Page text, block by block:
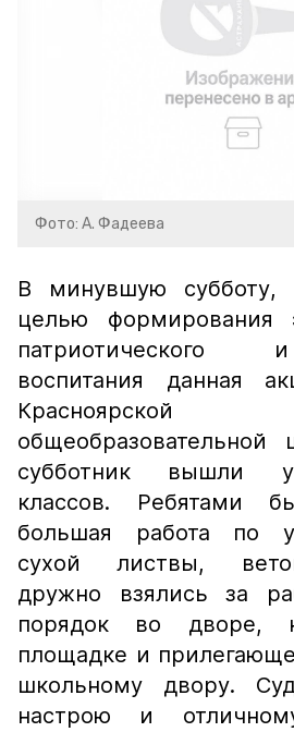
Фото: А. Фадеева
В минувшую субботу,
целью формирования
патриотического
воспитания данная
субботник вышли
классов. Ребятами
большая работа по
сухой листвы,
дружно взялись за
порядок во дворе,
площадке и
школьному двору.
настрою и